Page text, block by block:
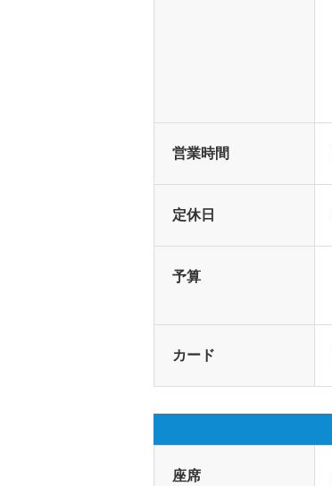
営業時間
定休日
予算
カード
座席